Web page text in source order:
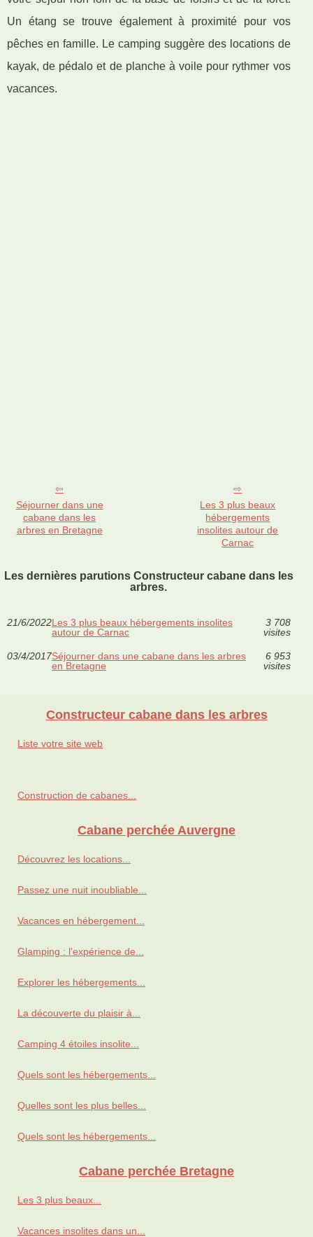
Un étang se trouve également à proximité pour vos
pêches en famille. Le camping suggère des locations de
kayak, de pédalo et de planche à voile pour rythmer vos
vacances.
Séjourner dans une
cabane dans les
arbres en Bretagne
Les 3 plus beaux
hébergements
insolites autour de
Carnac
Les dernières parutions Constructeur cabane dans les
arbres.
21/6/2022Les 3 plus beaux hébergements insolites
autour de Carnac
3 708
visites
03/4/2017Séjourner dans une cabane dans les arbres
en Bretagne
6 953
visites
Constructeur cabane dans les arbres
Liste votre site web
Construction de cabanes...
Cabane perchée Auvergne
Découvrez les locations...
Passez une nuit inoubliable...
Vacances en hébergement...
Glamping : l'expérience de...
Explorer les hébergements...
La découverte du plaisir à...
Camping 4 étoiles insolite...
Quels sont les hébergements...
Quelles sont les plus belles...
Quels sont les hébergements...
Cabane perchée Bretagne
Les 3 plus beaux...
Vacances insolites dans un...